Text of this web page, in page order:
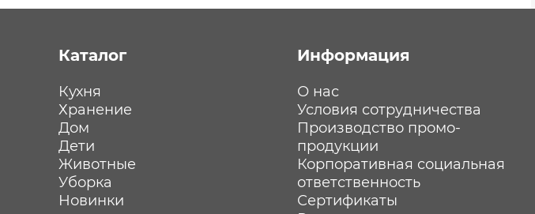
Каталог
Кухня
Хранение
Дом
Дети
Животные
Уборка
Новинки
Информация
О нас
Условия сотрудничества
Производство промо-
продукции
Корпоративная социальная
ответственность
Сертификаты